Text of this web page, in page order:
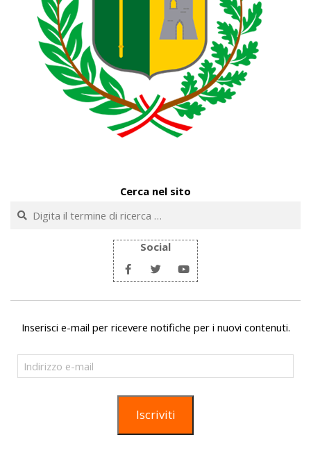
Cerca nel sito
Social
Inserisci e-mail per ricevere notifiche per i nuovi contenuti.
Indirizzo
e-
Iscriviti